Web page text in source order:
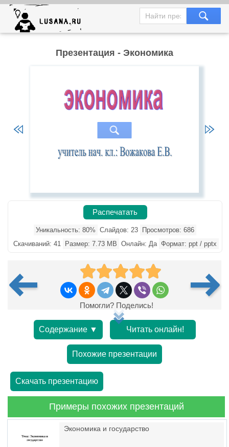
Презентация - Экономика
Распечатать
Уникальность: 80% Слайдов: 23
Просмотров: 686
Скачиваний: 41
Размер: 7.73 MB Онлайн: Да Формат: ppt / pptx
Помогли? Поделись!
Содержание ▼ Читать онлайн!
Похожие презентации
Скачать презентацию
Примеры похожих презентаций
Экономика и государство